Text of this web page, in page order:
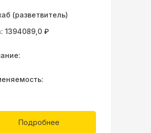
(разветвитель)
1394089,0 ₽
Подробнее